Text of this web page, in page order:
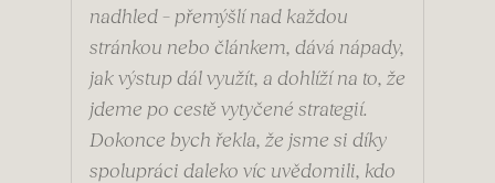
nadhled – přemýšlí nad každou
stránkou nebo článkem, dává nápady,
jak výstup dál využít, a dohlíží na to, že
jdeme po cestě vytyčené strategií.
Dokonce bych řekla, že jsme si díky
spolupráci daleko víc uvědomili, kdo